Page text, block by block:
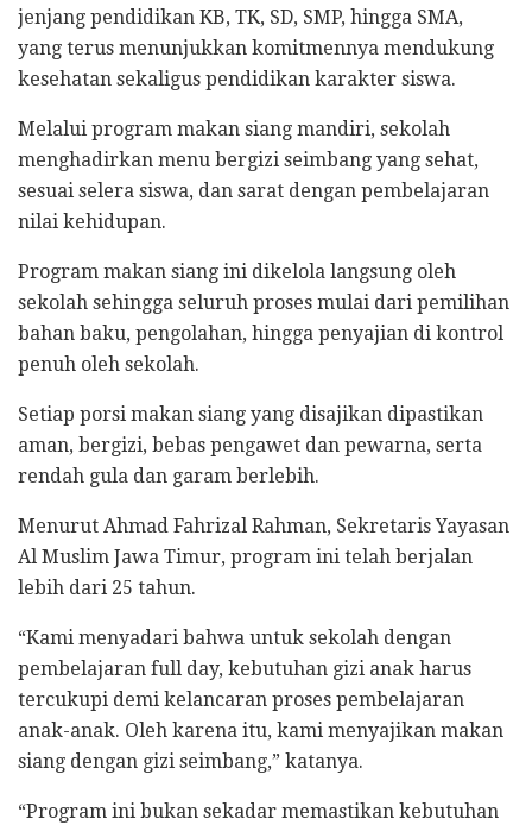
jenjang pendidikan KB, TK, SD, SMP, hingga SMA,
yang terus menunjukkan komitmennya mendukung
kesehatan sekaligus pendidikan karakter siswa.
Melalui program makan siang mandiri, sekolah
menghadirkan menu bergizi seimbang yang sehat,
sesuai selera siswa, dan sarat dengan pembelajaran
nilai kehidupan.
Program makan siang ini dikelola langsung oleh
sekolah sehingga seluruh proses mulai dari pemilihan
bahan baku, pengolahan, hingga penyajian di kontrol
penuh oleh sekolah.
Setiap porsi makan siang yang disajikan dipastikan
aman, bergizi, bebas pengawet dan pewarna, serta
rendah gula dan garam berlebih.
Menurut Ahmad Fahrizal Rahman, Sekretaris Yayasan
Al Muslim Jawa Timur, program ini telah berjalan
lebih dari 25 tahun.
“Kami menyadari bahwa untuk sekolah dengan
pembelajaran full day, kebutuhan gizi anak harus
tercukupi demi kelancaran proses pembelajaran
anak-anak. Oleh karena itu, kami menyajikan makan
siang dengan gizi seimbang,” katanya.
“Program ini bukan sekadar memastikan kebutuhan